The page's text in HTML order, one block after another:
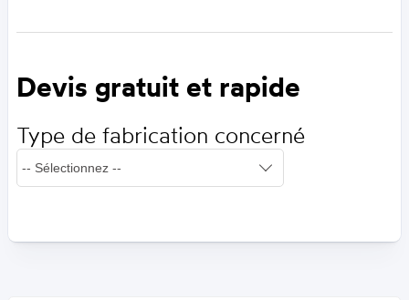
Devis gratuit et rapide
Type de fabrication concerné